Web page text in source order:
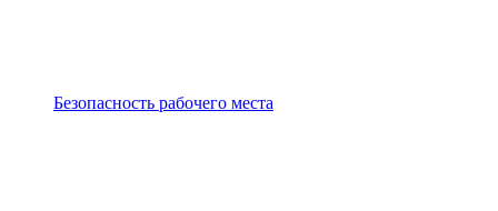
Безопасность рабочего места